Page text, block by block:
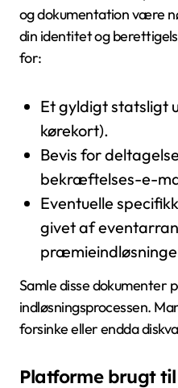
og dokumentation være
din identitet og
for:
Et gyldigt statsligt
kørekort).
Bevis for
bekræftelses-e-
Eventuelle
givet af
Samle disse dokumenter
indløsningsprocessen.
forsinke eller endda
Platforme brugt